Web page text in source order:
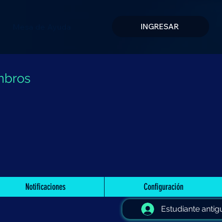
INGRESAR
Notificaciones Configuración
Estudiante